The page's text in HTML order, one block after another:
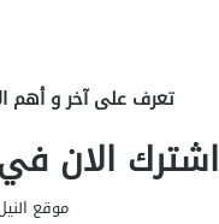
تعرف على آخر و أهم
اشترك الان في
موقع النيل ٢٤ الحصري علي مدار